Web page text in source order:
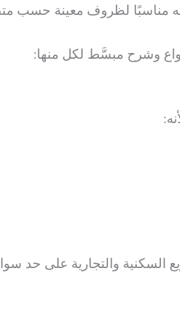
مناسبًا لظروف معينة حسب
وشرح مبسَّط لكل منها:
السكنية والتجارية على حد